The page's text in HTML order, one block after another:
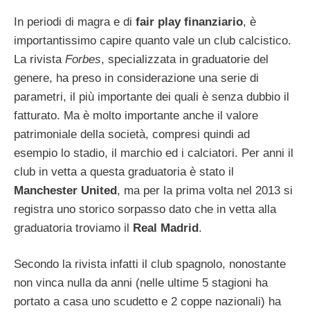
In periodi di magra e di fair play finanziario, è
importantissimo capire quanto vale un club calcistico.
La rivista Forbes, specializzata in graduatorie del
genere, ha preso in considerazione una serie di
parametri, il più importante dei quali è senza dubbio il
fatturato. Ma è molto importante anche il valore
patrimoniale della società, compresi quindi ad
esempio lo stadio, il marchio ed i calciatori. Per anni il
club in vetta a questa graduatoria è stato il
Manchester United, ma per la prima volta nel 2013 si
registra uno storico sorpasso dato che in vetta alla
graduatoria troviamo il Real Madrid.
Secondo la rivista infatti il club spagnolo, nonostante
non vinca nulla da anni (nelle ultime 5 stagioni ha
portato a casa uno scudetto e 2 coppe nazionali) ha